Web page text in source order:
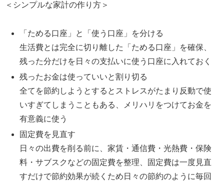
＜シンプルな家計の作り方＞
「ためる口座」と「使う口座」を分ける
生活費とは完全に切り離した「ためる口座」を確保、
残った分だけを日々の支払いに使う口座に入れておく
残ったお金は使っていいと割り切る
全てを節約しようとするとストレスがたまり反動で使
いすぎてしまうこともある、メリハリをつけてお金を
有意義に使う
固定費を見直す
日々の出費を削る前に、家賃・通信費・光熱費・保険
料・サブスクなどの固定費を整理、固定費は一度見直
すだけで節約効果が続くため日々の節約のように毎回